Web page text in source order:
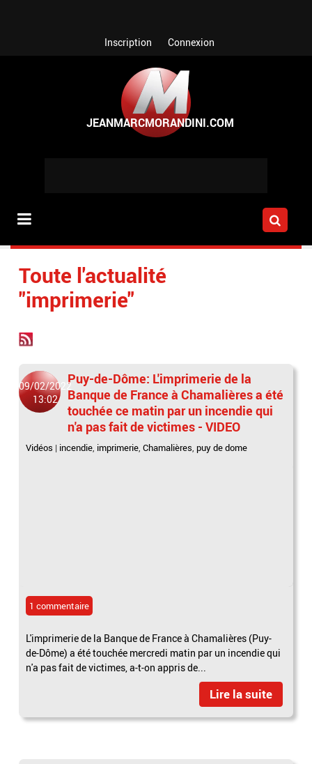
Inscription Connexion
Toute l'actualité
"imprimerie"
09/02/2022
13:02
Puy-de-Dôme: L'imprimerie de la
Banque de France à Chamalières a été
touchée ce matin par un incendie qui
n'a pas fait de victimes - VIDEO
Vidéos | incendie, imprimerie,Chamalières, puy de dome
1 commentaire
L'imprimerie de la Banque de France à Chamalières (Puy-
de-Dôme) a été touchée mercredi matin par un incendie qui
n'a pas fait de victimes, a-t-on appris de...
Lire la suite